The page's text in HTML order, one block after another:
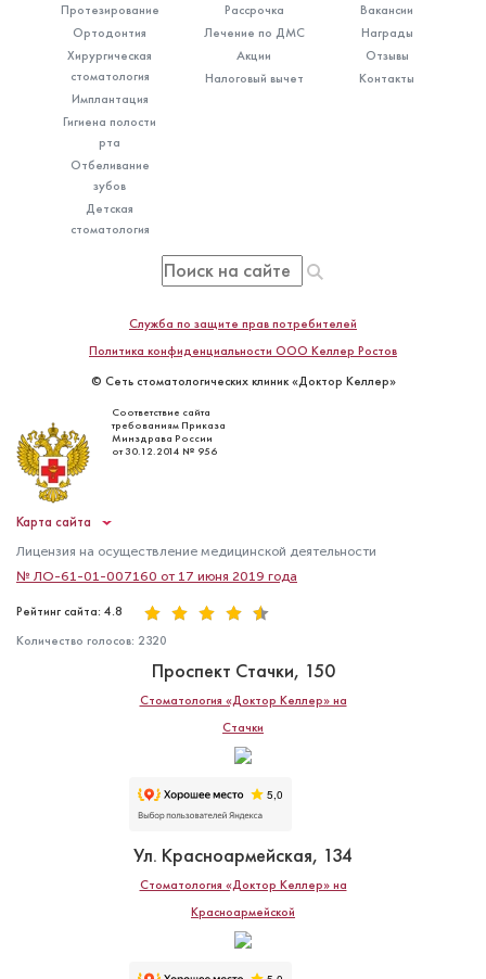
Протезирование
Ортодонтия
Хирургическая
стоматология
Имплантация
Гигиена полости
рта
Отбеливание
зубов
Детская
стоматология
Рассрочка
Лечение по ДМС
Акции
Налоговый вычет
Вакансии
Награды
Отзывы
Контакты
Служба по защите прав потребителей
Политика конфиденциальности ООО Келлер Ростов
© Сеть стоматологических клиник «Доктор Келлер»
Соответствие сайта
требованиям Приказа
Минздрава России
от 30.12.2014 № 956
Карта сайта
Лицензия на осуществление медицинской деятельности
№ ЛО-61-01-007160 от 17 июня 2019 года
Рейтинг сайта: 4.8
Количество голосов: 2320
Проспект Стачки, 150
Стоматология «Доктор Келлер» на
Стачки
Ул. Красноармейская, 134
Стоматология «Доктор Келлер» на
Красноармейской